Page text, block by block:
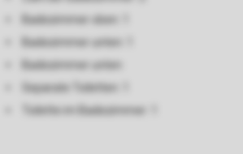
Badezimmer oben: 1
Badezimmer unten: 1
Badezimmer unten
Separate Toiletten: 1
Toilette im Badezimmer: 1